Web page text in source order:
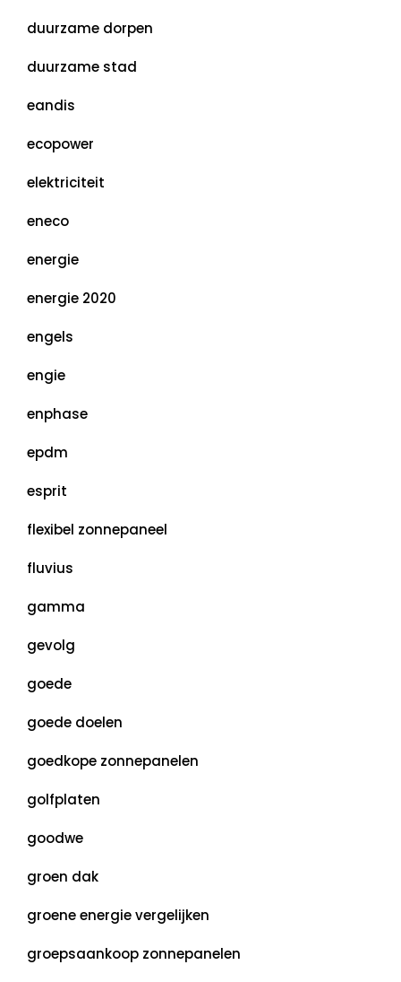
duurzame dorpen
duurzame stad
eandis
ecopower
elektriciteit
eneco
energie
energie 2020
engels
engie
enphase
epdm
esprit
flexibel zonnepaneel
fluvius
gamma
gevolg
goede
goede doelen
goedkope zonnepanelen
golfplaten
goodwe
groen dak
groene energie vergelijken
groepsaankoop zonnepanelen